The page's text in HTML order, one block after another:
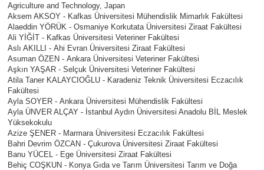
Agriculture and Technology, Japan
Aksem AKSOY - Kafkas Üniversitesi Mühendislik Mimarlık Fakültesi
Alaeddin YÖRÜK - Osmaniye Korkutata Üniversitesi Ziraat Fakültesi
Ali YİĞİT - Kafkas Üniversitesi Veteriner Fakültesi
Aslı AKILLI - Ahi Evran Üniversitesi Ziraat Fakültesi
Asuman ÖZEN - Ankara Üniversitesi Veteriner Fakültesi
Aşkın YAŞAR - Selçuk Üniversitesi Veteriner Fakültesi
Atila Taner KALAYCIOĞLU - Karadeniz Teknik Üniversitesi Eczacılık
Fakültesi
Ayla SOYER - Ankara Üniversitesi Mühendislik Fakültesi
Ayla ÜNVER ALÇAY - İstanbul Aydın Üniversitesi Anadolu BİL Meslek
Yüksekokulu
Azize ŞENER - Marmara Üniversitesi Eczacılık Fakültesi
Bahri Devrim ÖZCAN - Çukurova Üniversitesi Ziraat Fakültesi
Banu YÜCEL - Ege Üniversitesi Ziraat Fakültesi
Behiç COŞKUN - Konya Gıda ve Tarım Üniversitesi Tarım ve Doğa